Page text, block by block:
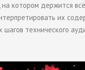
котором держится
их
технического